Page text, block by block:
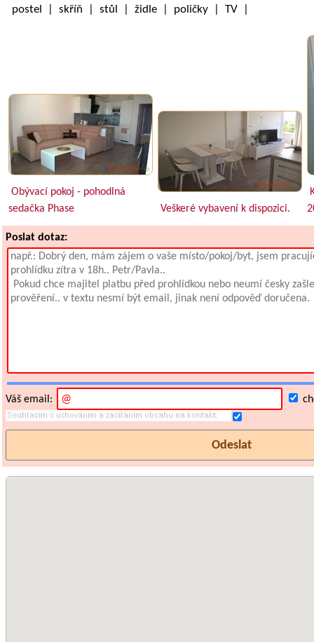
postel | skříň | stůl | židle | poličky | TV |
Obývací pokoj - pohodlná
sedačka Phase
Veškeré vybavení k dispozici.
Poslat dotaz:
Váš email: